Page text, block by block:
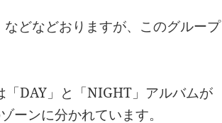
どなどおりますが、このグループ
「DAY」と「NIGHT」アルバムが
ーンに分かれています。